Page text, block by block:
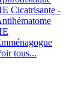
Cicatrisante -
tous...